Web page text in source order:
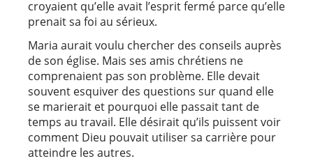
croyaient qu’elle avait l’esprit fermé parce qu’elle
prenait sa foi au sérieux.
Maria aurait voulu chercher des conseils auprès
de son église. Mais ses amis chrétiens ne
comprenaient pas son problème. Elle devait
souvent esquiver des questions sur quand elle
se marierait et pourquoi elle passait tant de
temps au travail. Elle désirait qu’ils puissent voir
comment Dieu pouvait utiliser sa carrière pour
atteindre les autres.